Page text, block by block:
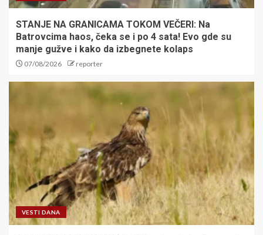
STANJE NA GRANICAMA TOKOM VEČERI: Na
Batrovcima haos, čeka se i po 4 sata! Evo gde su
manje gužve i kako da izbegnete kolaps
07/08/2026 reporter
VESTI DANA